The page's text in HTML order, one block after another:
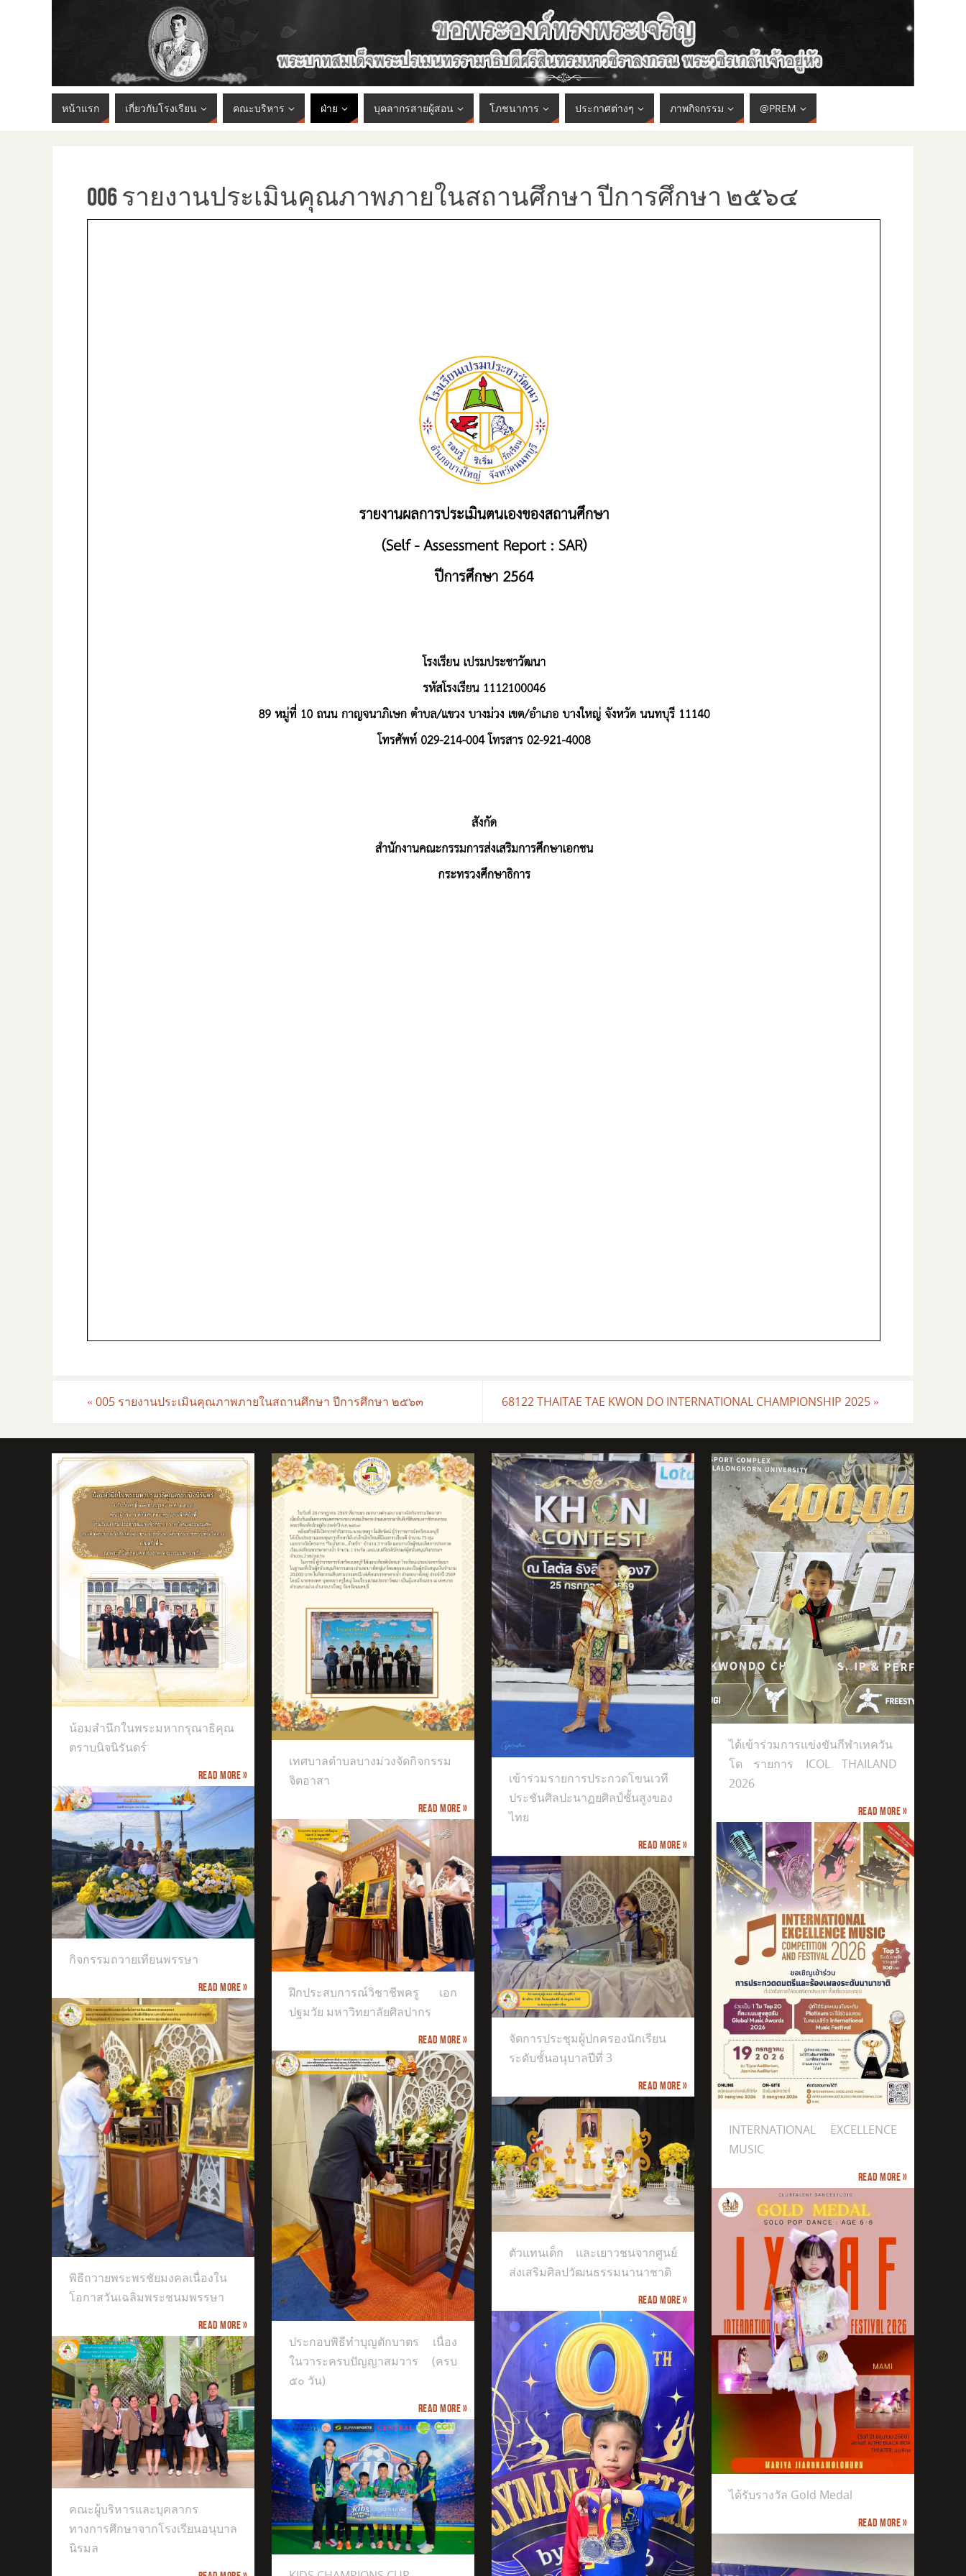
หน้าแรก เกี่ยวกับโรงเรียน คณะบริหาร ฝ่าย บุคลากรสายผู้สอน โภชนาการ ประกาศต่างๆ ภาพกิจกรรม @PREM
006 รายงานประเมินคุณภาพภายในสถานศึกษา ปีการศึกษา ๒๕๖๔
« 005 รายงานประเมินคุณภาพภายในสถานศึกษา ปีการศึกษา ๒๕๖๓ 68122 THAITAE TAE KWON DO INTERNATIONAL CHAMPIONSHIP 2025 »
น้อมสำนึกในพระมหากรุณาธิคุณ
ตราบนิจนิรันดร์
Read more »
กิจกรรมถวายเทียนพรรษา
Read more »
พิธีถวายพระพรชัยมงคลเนื่องใน
โอกาสวันเฉลิมพระชนมพรรษา
Read more »
คณะผู้บริหารและบุคลากร
ทางการศึกษาจากโรงเรียนอนุบาล
นิรมล
อาสา
เทศบาลตำบลบางม่วงจัดกิจกรรม
จิตอาสา
Read more »
มหาวิทยาลัยศิลปากร
ฝึกประสบการณ์วิชาชีพครู เอก
ปฐมวัย มหาวิทยาลัยศิลปากร
Read more »
ประกอบพิธีทำบุญตักบาตร เนื่องใน
ประกอบพิธีทำบุญตักบาตร เนื่อง
ในวาระครบปัญญาสมวาร (ครบ
๕๐ วัน)
Read more »
เข้าร่วมรายการประกวดโขนเวที
ประชันศิลปะนาฏยศิลป์ชั้นสูงของไทย
เข้าร่วมรายการประกวดโขนเวที
ประชันศิลปะนาฏยศิลป์ชั้นสูงของ
ไทย
Read more »
จัดการประชุมผู้ปกครองนักเรียนระดับ
จัดการประชุมผู้ปกครองนักเรียน
ระดับชั้นอนุบาลปีที่ 3
Read more »
ตัวแทนเด็ก และเยาวชนจากศูนย์ส่ง
เสริมศิลปวัฒนธรรมนานาชาติ
ตัวแทนเด็ก และเยาวชนจากศูนย์
ส่งเสริมศิลปวัฒนธรรมนานาชาติ
Read more »
ได้เข้าร่วมการแข่งขันกีฬาเทควันโด
รายการ ICOL THAILAND 2026
ได้เข้าร่วมการแข่งขันกีฬาเทควัน
โด รายการ ICOL THAILAND
2026
Read more »
INTERNATIONAL EXCELLENCE MUSIC
INTERNATIONAL EXCELLENCE
MUSIC
Read more »
ได้รับรางวัล Gold Medal
ได้รับรางวัล Gold Medal
Read more »